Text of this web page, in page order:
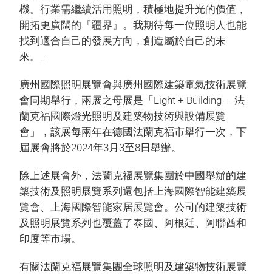
機。行業需繼續活用照明，積極地提升光的價值，
開拓更廣闊的『疆界』。我期待每一位照明人也能
找到適合自己的發展方向，創造屬於自己的未
來。」
廣州國際照明展覽會與廣州國際建築電氣技術展覽
會同期舉行，兩展之母展是「Light + Building — 法
蘭克福國際燈光照明及建築物技術與設備展覽
會」，該展每兩年在德國法蘭克福市舉行一次，下
屆展會將於2024年3月3至8日舉辦。
除上述展會外，法蘭克福展覽集團於中國舉辦的建
築技術及照明展覽系列還包括上海國際智能建築展
覽會、上海國際智能家居展覽會。公司的建築技術
及照明展覽系列也覆蓋了泰國、阿根廷、阿聯酋和
印度等市場。
有關法蘭克福展覽集團全球照明及建築物技術展覽